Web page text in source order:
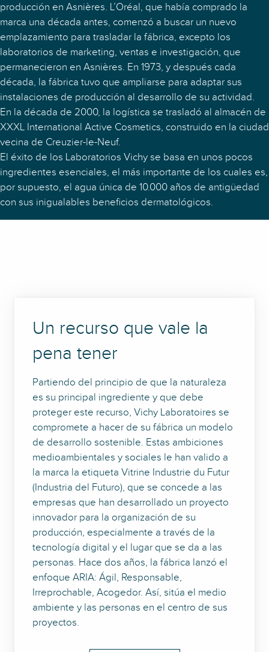
producción en Asnières. L’Oréal, que había comprado la
marca una década antes, comenzó a buscar un nuevo
emplazamiento para trasladar la fábrica, excepto los
laboratorios de marketing, ventas e investigación, que
permanecieron en Asnières. En 1973, y después cada
década, la fábrica tuvo que ampliarse para adaptar sus
instalaciones de producción al desarrollo de su actividad.
En la década de 2000, la logística se trasladó al almacén de
XXXL International Active Cosmetics, construido en la ciudad
vecina de Creuzier-le-Neuf.
El éxito de los Laboratorios Vichy se basa en unos pocos
ingredientes esenciales, el más importante de los cuales es,
por supuesto, el agua única de 10.000 años de antigüedad
con sus inigualables beneficios dermatológicos.
Un recurso que vale la
pena tener
Partiendo del principio de que la naturaleza
es su principal ingrediente y que debe
proteger este recurso, Vichy Laboratoires se
compromete a hacer de su fábrica un modelo
de desarrollo sostenible. Estas ambiciones
medioambientales y sociales le han valido a
la marca la etiqueta Vitrine Industrie du Futur
(Industria del Futuro), que se concede a las
empresas que han desarrollado un proyecto
innovador para la organización de su
producción, especialmente a través de la
tecnología digital y el lugar que se da a las
personas. Hace dos años, la fábrica lanzó el
enfoque ARIA: Ágil, Responsable,
Irreprochable, Acogedor. Así, sitúa el medio
ambiente y las personas en el centro de sus
proyectos.